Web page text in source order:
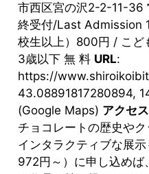
市西区宮の沢2-2-11-36
終受付/Last Admission
校生以上）800円 / こ
3歳以下 無 料 URL:
https://
43.08891817280894,
(Google Maps) アクセス
チョコレートの歴史や
インタラクティブな展
972円～）に申し込めば